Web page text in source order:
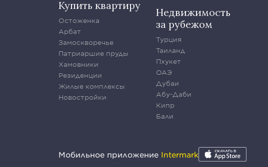
Купить квартиру
Остоженка
Арбат
Замоскворечье
Патриаршие пруды
Хамовники
Резиденции
Жилые комплексы
Новостройки
Недвижимость
за рубежом
Турция
Таиланд
Пхукет
ОАЭ
Дубаи
Абу-Даби
Кипр
Бали
Мобильное приложение Intermark